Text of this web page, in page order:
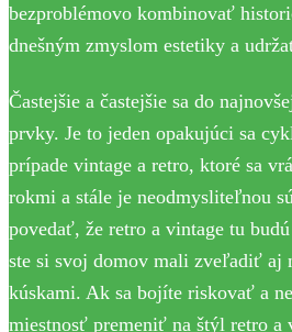
bezproblémovo kombinovať
dnešným zmyslom estetiky a
Častejšie a častejšie sa do
prvky. Je to jeden opakujúci sa
prípade vintage a retro, ktoré sa
rokmi a stále je neodmysliteľnou
povedať, že retro a vintage tu
ste si svoj domov mali zveľadiť aj
kúskami. Ak sa bojíte riskovať a
miestnosť premeniť na štýl retro a